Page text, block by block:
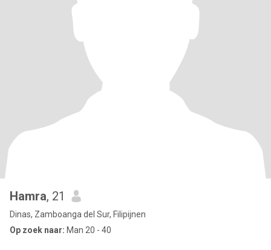
Hamra, 21
Dinas, Zamboanga del Sur, Filipijnen
Op zoek naar: Man 20 - 40